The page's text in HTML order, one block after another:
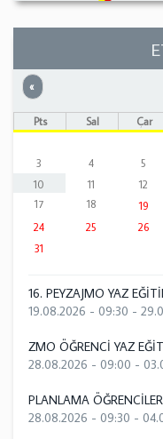
« Önceki
Pts Sal Çar
3
4 5
10
11 12
17
18 19
24
25 26
31
16. PEYZAJMO YAZ
19.08.2026 - 09:30 -
ZMO ÖĞRENCİ YAZ
28.08.2026 - 09:00 -
PLANLAMA
28.08.2026 - 09:30 -